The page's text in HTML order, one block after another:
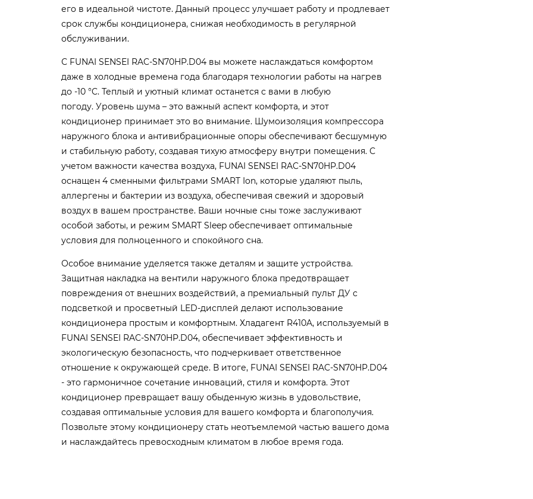
его в идеальной чистоте. Данный процесс улучшает работу и продлевает
срок службы кондиционера, снижая необходимость в регулярной
обслуживании.
С FUNAI SENSEI RAC-SN70HP.D04 вы можете наслаждаться комфортом
даже в холодные времена года благодаря технологии работы на нагрев
до -10 °C. Теплый и уютный климат останется с вами в любую
погоду. Уровень шума – это важный аспект комфорта, и этот
кондиционер принимает это во внимание. Шумоизоляция компрессора
наружного блока и антивибрационные опоры обеспечивают бесшумную
и стабильную работу, создавая тихую атмосферу внутри помещения. С
учетом важности качества воздуха, FUNAI SENSEI RAC-SN70HP.D04
оснащен 4 сменными фильтрами SMART Ion, которые удаляют пыль,
аллергены и бактерии из воздуха, обеспечивая свежий и здоровый
воздух в вашем пространстве. Ваши ночные сны тоже заслуживают
особой заботы, и режим SMART Sleep обеспечивает оптимальные
условия для полноценного и спокойного сна.
Особое внимание уделяется также деталям и защите устройства.
Защитная накладка на вентили наружного блока предотвращает
повреждения от внешних воздействий, а премиальный пульт ДУ с
подсветкой и просветный LED-дисплей делают использование
кондиционера простым и комфортным. Хладагент R410A, используемый в
FUNAI SENSEI RAC-SN70HP.D04, обеспечивает эффективность и
экологическую безопасность, что подчеркивает ответственное
отношение к окружающей среде. В итоге, FUNAI SENSEI RAC-SN70HP.D04
- это гармоничное сочетание инноваций, стиля и комфорта. Этот
кондиционер превращает вашу обыденную жизнь в удовольствие,
создавая оптимальные условия для вашего комфорта и благополучия.
Позвольте этому кондиционеру стать неотъемлемой частью вашего дома
и наслаждайтесь превосходным климатом в любое время года.